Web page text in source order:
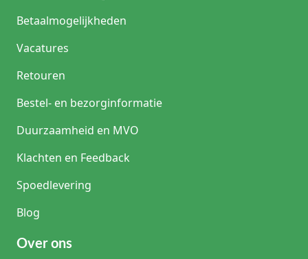
Betaalmogelijkheden
Vacatures
Retouren
Bestel- en bezorginformatie
Duurzaamheid en MVO
Klachten en Feedback
Spoedlevering
Blog
Over ons